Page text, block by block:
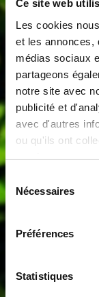
Ce site web
Les cookies
et les annonces,
médias sociaux
partageons
notre site avec
publicité et
avec d'autres
ou qu'ils ont
Sélection
Nécessaires
Préférences
Statistiques